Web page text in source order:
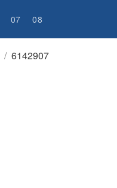
07 08
6142907